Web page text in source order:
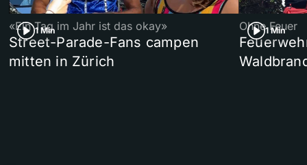
1 Min
«Ein Tag im Jahr ist das okay»
Street-Parade-Fans campen
mitten in Zürich
1 Min
Ohne Feuer